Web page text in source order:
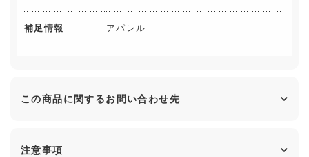
補足情報 アパレル
この商品に関するお問い合わせ先
注意事項